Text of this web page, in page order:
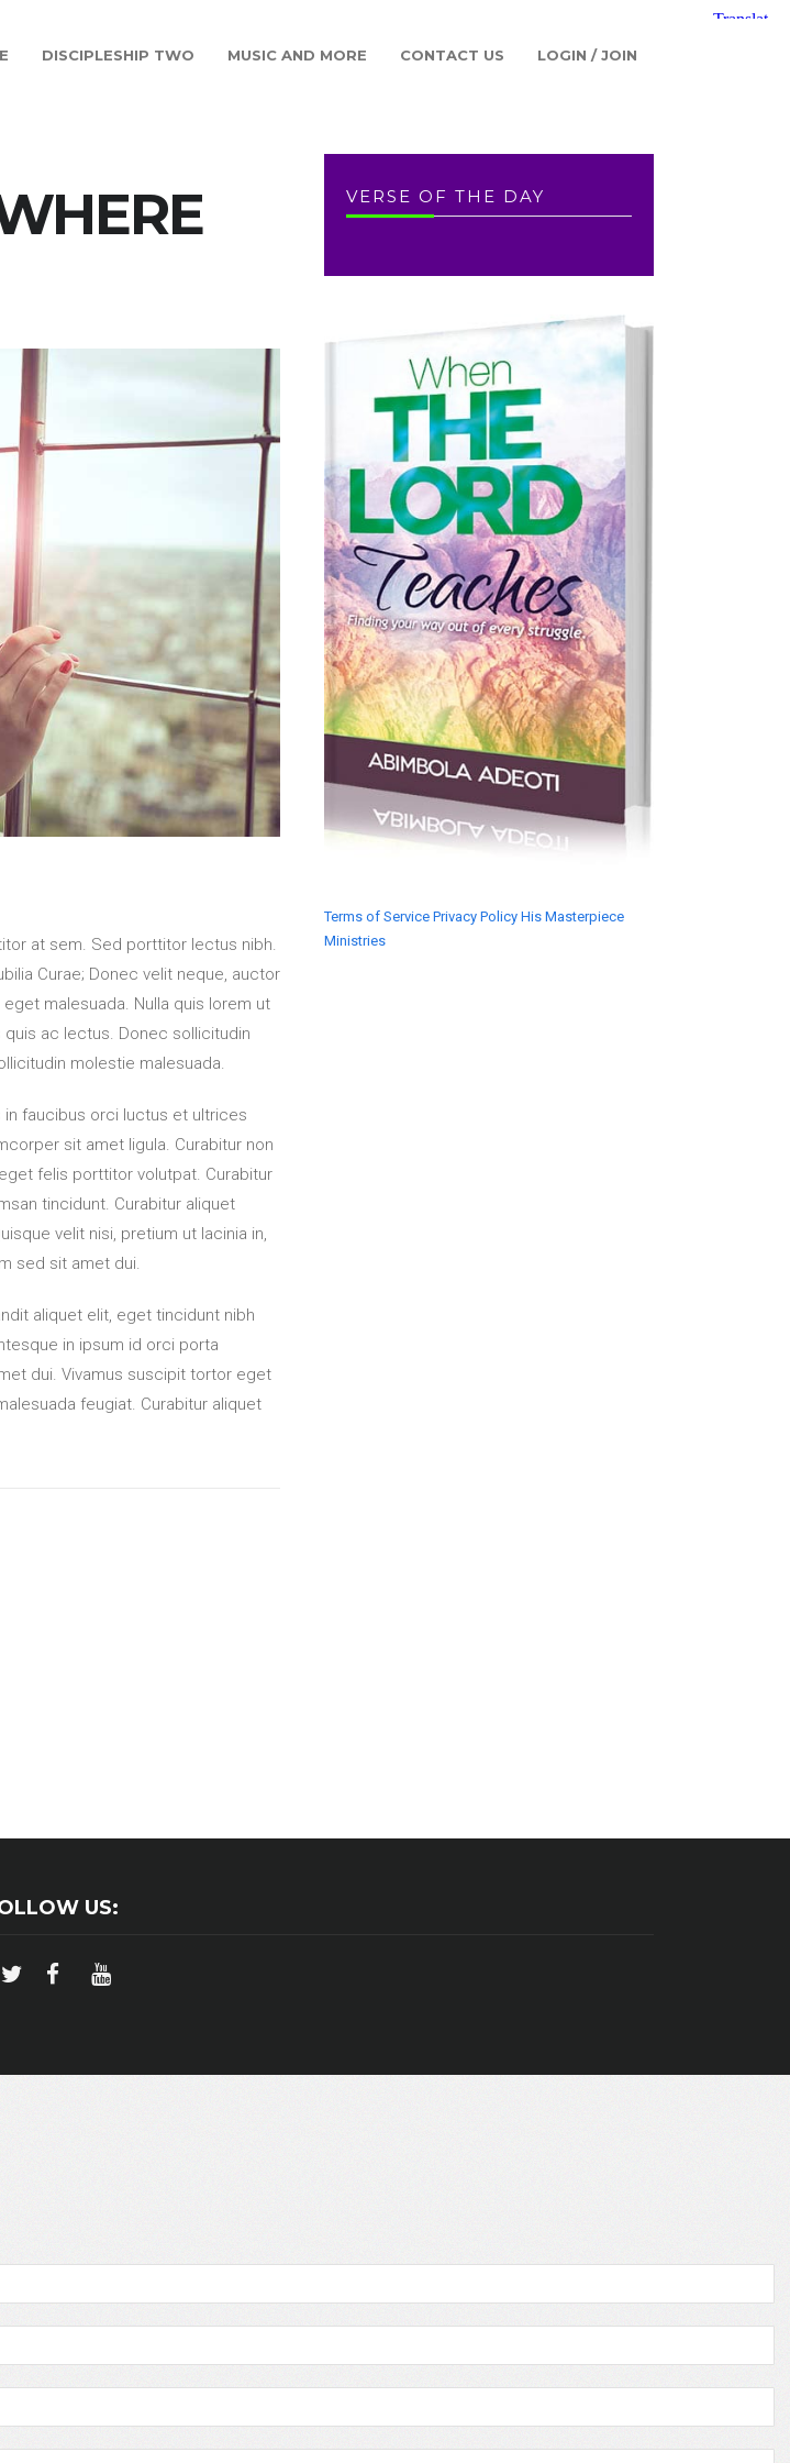
DISCIPLESHIP TWO MUSIC AND MORE CONTACT US LOGIN / JOIN
at sem. Sed porttitor lectus nibh.
Curae; Donec velit neque, auctor
malesuada. Nulla quis lorem ut
quis ac lectus. Donec sollicitudin
molestie malesuada.
in faucibus orci luctus et ultrices
sit amet ligula. Curabitur non
felis porttitor volutpat. Curabitur
tincidunt. Curabitur aliquet
velit nisi, pretium ut lacinia in,
sed sit amet dui.
aliquet elit, eget tincidunt nibh
in ipsum id orci porta
dui. Vivamus suscipit tortor eget
feugiat. Curabitur aliquet
VERSE OF THE DAY
Terms of Service Privacy Policy His Masterpiece
Ministries
US: